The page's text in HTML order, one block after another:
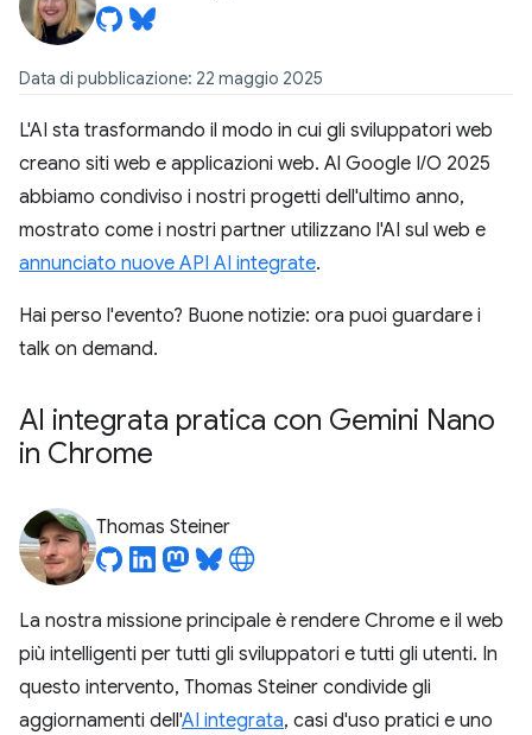
Data di pubblicazione: 22 maggio 2025
L'AI sta trasformando il modo in cui gli sviluppatori web
creano siti web e applicazioni web. Al Google I/O 2025
abbiamo condiviso i nostri progetti dell'ultimo anno,
mostrato come i nostri partner utilizzano l'AI sul web e
annunciato nuove API AI integrate.
Hai perso l'evento? Buone notizie: ora puoi guardare i
talk on demand.
AI integrata pratica con Gemini Nano
in Chrome
Thomas Steiner
La nostra missione principale è rendere Chrome e il web
più intelligenti per tutti gli sviluppatori e tutti gli utenti. In
questo intervento, Thomas Steiner condivide gli
aggiornamenti dell'AI integrata, casi d'uso pratici e uno